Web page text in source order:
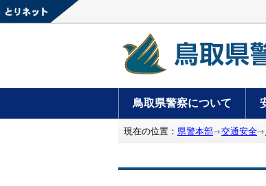
鳥取県警察について
現在の位置： 県警本部 交通安全